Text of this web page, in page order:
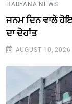
HARYANA NEWS
ਜਨਮ ਦਿਨ ਵਾਲੇ
ਦਾ ਦੇਹਾਂਤ
AUGUST 10, 2026